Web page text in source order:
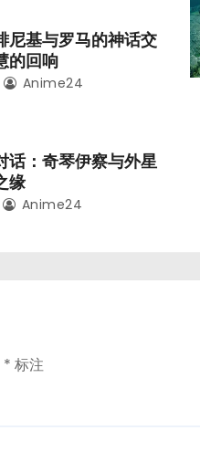
尼基与罗马的神话交
的回响
Anime24
话：奇琴伊察与外星
缘
Anime24
* 标注